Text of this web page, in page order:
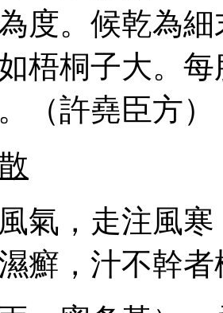
度。候乾為
梧桐子大。
（許堯臣方）
氣，走注風
癬，汁不幹者